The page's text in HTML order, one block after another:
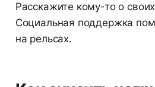
Расскажите кому-то о
Социальная поддержка
на рельсах.